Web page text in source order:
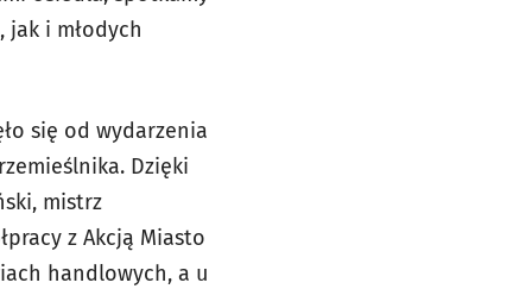
i młodych
się od wydarzenia
Dzięki
mistrz
z Akcją Miasto
handlowych, a u